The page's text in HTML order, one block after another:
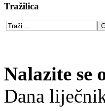
Tražilica
Nalazite se
Dana